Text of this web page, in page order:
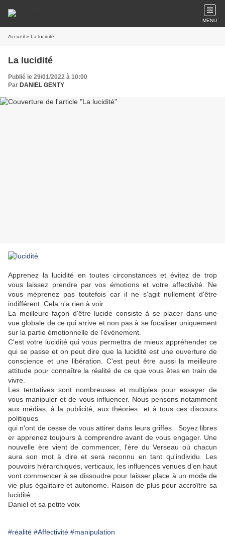
MENU
Accueil » La lucidité
La lucidité
Publié le 29/01/2022 à 10:00
Par DANIEL GENTY
Apprenez la lucidité en toutes circonstances et évitez de trop
vous laissez prendre par vos émotions et votre affectivité. Ne
vous méprenez pas toutefois car il ne s'agit nullement d'être
indifférent. Cela n'a rien à voir.
La meilleure façon d'être lucide consiste à se placer dans une
vue globale de ce qui arrive et non pas à se focaliser uniquement
sur la partie émotionnelle de l'événement.
C'est votre lucidité qui vous permettra de mieux appréhender ce
qui se passe et on peut dire que la lucidité est une ouverture de
conscience et une libération. C'est peut être aussi la meilleure
attitude pour connaître la réalité de ce que vous êtes en train de
vivre.
Les tentatives sont nombreuses et multiples pour essayer de
vous manipuler et de vous influencer. Nous pensons notamment
aux médias, à la publicité, aux théories et à tous ces discours
politiques
qui n'ont de cesse de vous attirer dans leurs griffes. Soyez libres
er apprenez toujours à comprendre avant de vous engager. Une
nouvelle ère vient de commencer, l'ère du Verseau où chacun
aura son mot à dire et sera reconnu en tant qu'individu. Les
pouvoirs hiérarchiques, verticaux, les influences venues d'en haut
vont commencer à se dissoudre pour laisser place à un mode de
vie plus égalitaire et autonome. Raison de plus pour accroître sa
lucidité.
Daniel et sa petite voix
#réalité #Affectivité #manipulation